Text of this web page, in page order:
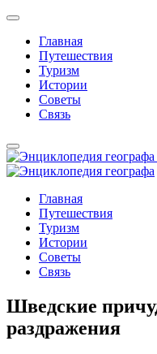
Главная
Путешествия
Туризм
Истории
Советы
Связь
Главная
Путешествия
Туризм
Истории
Советы
Связь
Шведские
раздражения